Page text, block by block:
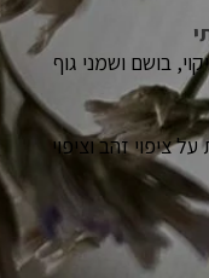
בושם ושמני גוף
ציפוי זהב וציפוי